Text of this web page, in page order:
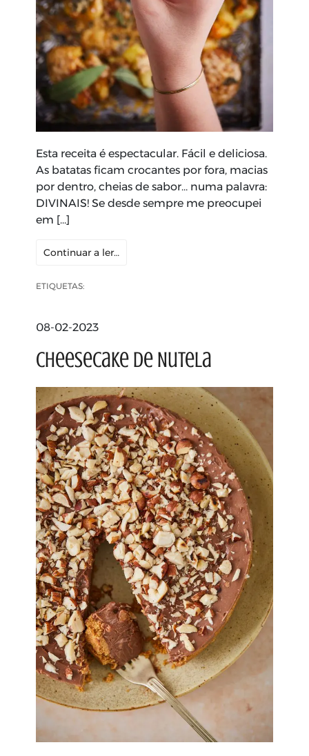
Esta receita é espectacular. Fácil e deliciosa.
As batatas ficam crocantes por fora, macias
por dentro, cheias de sabor… numa palavra:
DIVINAIS! Se desde sempre me preocupei
em […]
Continuar a ler…
ETIQUETAS:
08-02-2023
Cheesecake de Nutela